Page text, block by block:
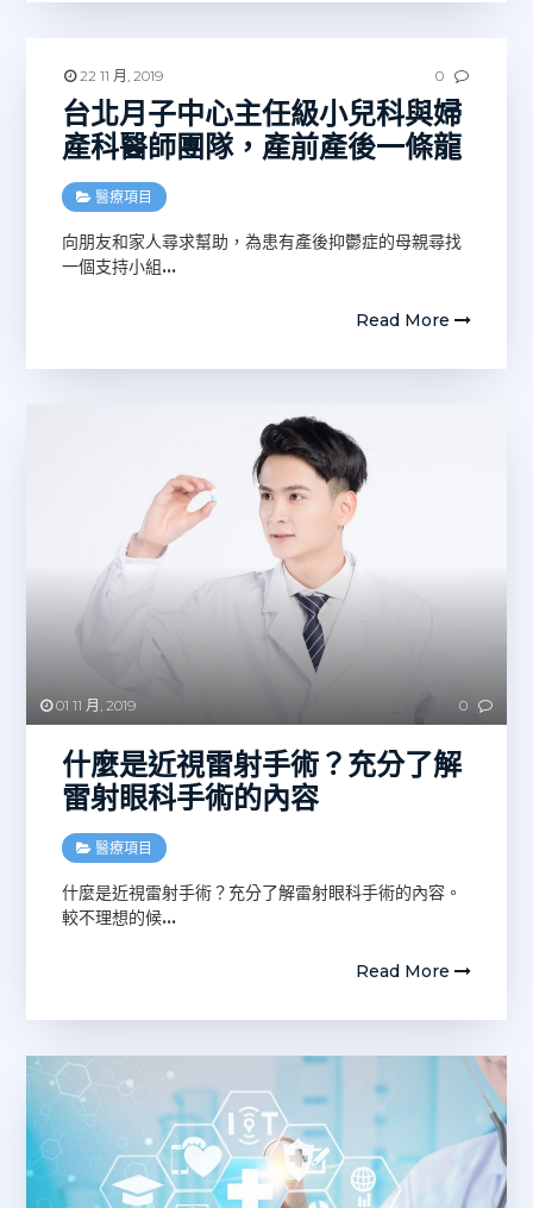
22 11 月, 2019 0
台北月子中心主任級小兒科與婦
產科醫師團隊，產前產後一條龍
醫療項目
向朋友和家人尋求幫助，為患有產後抑鬱症的母親尋找
一個支持小組…
Read More
01 11 月, 2019 0
什麼是近視雷射手術？充分了解
雷射眼科手術的內容
醫療項目
什麼是近視雷射手術？充分了解雷射眼科手術的內容。
較不理想的候…
Read More